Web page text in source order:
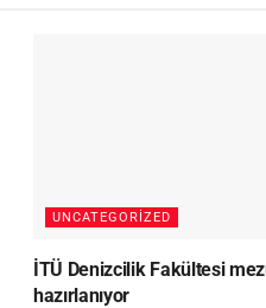
UNCATEGORIZED
İTÜ Denizcilik Fakültesi
hazırlanıyor